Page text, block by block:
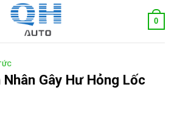
0
Gây Hư Hỏng Lốc